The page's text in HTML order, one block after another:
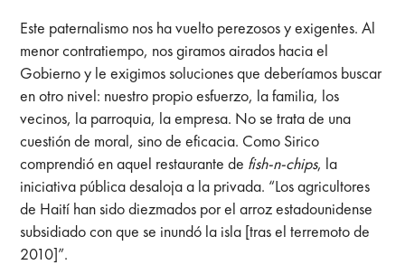
Este paternalismo nos ha vuelto perezosos y exigentes. Al
menor contratiempo, nos giramos airados hacia el
Gobierno y le exigimos soluciones que deberíamos buscar
en otro nivel: nuestro propio esfuerzo, la familia, los
vecinos, la parroquia, la empresa. No se trata de una
cuestión de moral, sino de eficacia. Como Sirico
comprendió en aquel restaurante de fish-n-chips, la
iniciativa pública desaloja a la privada. “Los agricultores
de Haití han sido diezmados por el arroz estadounidense
subsidiado con que se inundó la isla [tras el terremoto de
2010]”.